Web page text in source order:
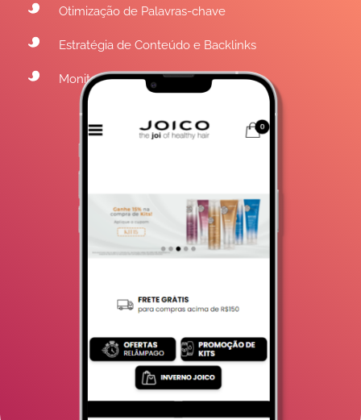
Otimização de Palavras-chave
Estratégia de Conteúdo e Backlinks
Monitoramento e Ajustes Constantes